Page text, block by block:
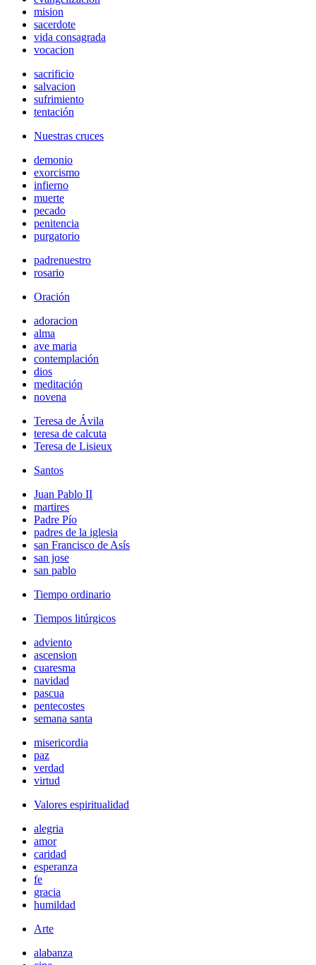
mision
sacerdote
vida consagrada
vocacion
sacrificio
salvacion
sufrimiento
tentación
Nuestras cruces
demonio
exorcismo
infierno
muerte
pecado
penitencia
purgatorio
padrenuestro
rosario
Oración
adoracion
alma
ave maria
contemplación
dios
meditación
novena
Teresa de Ávila
teresa de calcuta
Teresa de Lisieux
Santos
Juan Pablo II
martires
Padre Pío
padres de la iglesia
san Francisco de Asís
san jose
san pablo
Tiempo ordinario
Tiempos litúrgicos
adviento
ascension
cuaresma
navidad
pascua
pentecostes
semana santa
misericordia
paz
verdad
virtud
Valores espiritualidad
alegria
amor
caridad
esperanza
fe
gracia
humildad
Arte
alabanza